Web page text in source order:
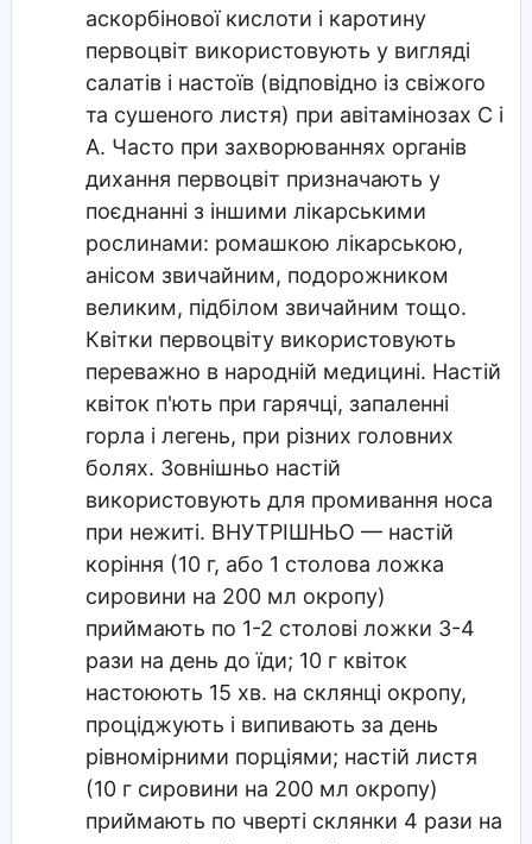
аскорбінової кислоти і каротину
первоцвіт використовують у вигляді
салатів і настоїв (відповідно із свіжого
та сушеного листя) при авітамінозах С і
А. Часто при захворюваннях органів
дихання первоцвіт призначають у
поєднанні з іншими лікарськими
рослинами: ромашкою лікарською,
анісом звичайним, подорожником
великим, підбілом звичайним тощо.
Квітки первоцвіту використовують
переважно в народній медицині. Настій
квіток п'ють при гарячці, запаленні
горла і легень, при різних головних
болях. Зовнішньо настій
використовують для промивання носа
при нежиті. ВНУТРІШНЬО — настій
коріння (10 г, або 1 столова ложка
сировини на 200 мл окропу)
приймають по 1-2 столові ложки 3-4
рази на день до їди; 10 г квіток
настоюють 15 хв. на склянці окропу,
проціджують і випивають за день
рівномірними порціями; настій листя
(10 г сировини на 200 мл окропу)
приймають по чверті склянки 4 рази на